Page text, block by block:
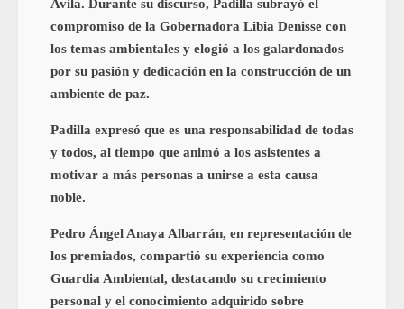
Avila. Durante su discurso, Padilla subrayó el
compromiso de la Gobernadora Libia Denisse con
los temas ambientales y elogió a los galardonados
por su pasión y dedicación en la construcción de un
ambiente de paz.
Padilla expresó que es una responsabilidad de todas
y todos, al tiempo que animó a los asistentes a
motivar a más personas a unirse a esta causa
noble.
Pedro Ángel Anaya Albarrán, en representación de
los premiados, compartió su experiencia como
Guardia Ambiental, destacando su crecimiento
personal y el conocimiento adquirido sobre